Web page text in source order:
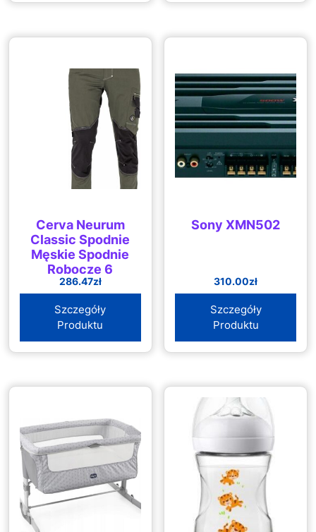
Cerva Neurum
Classic Spodnie
Męskie Spodnie
Robocze 6
Kieszeni
Elastyczny
Materiał
Trifibetex®
Odblaski 58
286.47zł
Szczegóły
Produktu
Sony XMN502
310.00zł
Szczegóły
Produktu